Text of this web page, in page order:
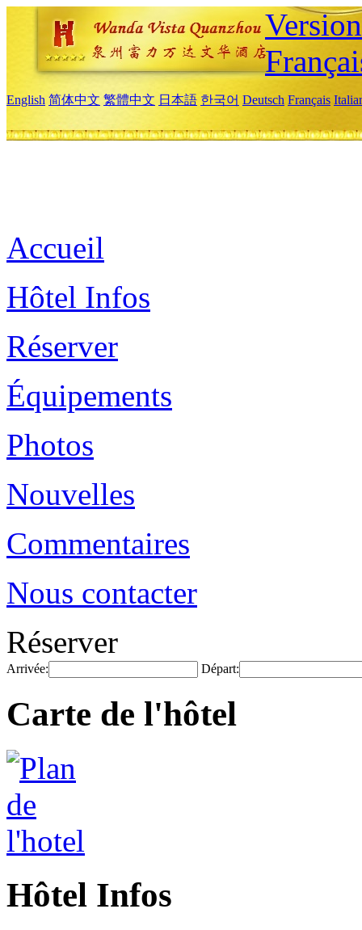
English 简体中文 繁體中文 日本語 한국어 Deutsch Français
Accueil
Hôtel Infos
Réserver
Équipements
Photos
Nouvelles
Commentaires
Nous contacter
Réserver
Arrivée: Départ:
Carte de l'hôtel
Hôtel Infos